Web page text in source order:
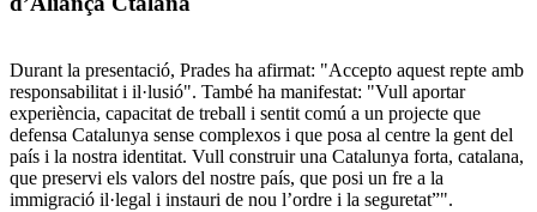
Durant la presentació, Prades ha afirmat: "Accepto aquest repte amb
responsabilitat i il·lusió". També ha manifestat: "Vull aportar
experiència, capacitat de treball i sentit comú a un projecte que
defensa Catalunya sense complexos i que posa al centre la gent del
país i la nostra identitat. Vull construir una Catalunya forta, catalana,
que preservi els valors del nostre país, que posi un fre a la
immigració il·legal i instauri de nou l’ordre i la seguretat”".